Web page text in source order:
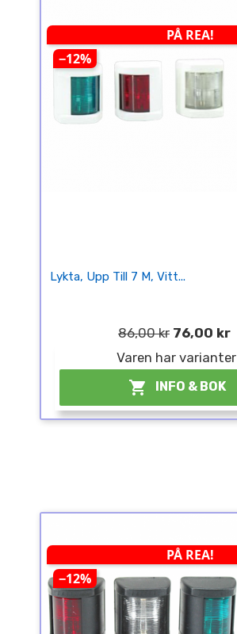
PÅ REA!
−12%
Lykta, Upp Till 7 M, Vitt...
86,00 kr 76,00 kr
Varen har varianter
 INFO & BOK
PÅ REA!
−12%